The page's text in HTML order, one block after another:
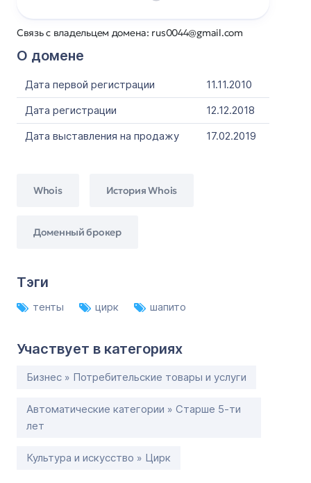
Связь с владельцем домена: rus0044@gmail.com
О домене
Дата первой регистрации
11.11.2010
Дата регистрации
12.12.2018
Дата выставления на продажу
17.02.2019
Whois История Whois
Доменный брокер
Тэги
тенты цирк шапито
Участвует в категориях
Бизнес » Потребительские товары и услуги
Автоматические категории » Старше 5-ти
лет
Культура и искусство » Цирк